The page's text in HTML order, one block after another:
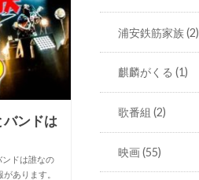
バンドは
ンドは誰なの
あります。
浦安鉄筋家族(2)
麒麟がくる(1)
歌番組(2)
映画(55)